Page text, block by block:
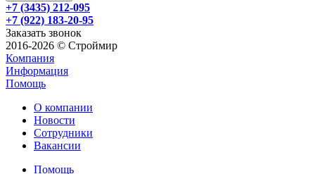
+7 (3435) 212-095
+7 (922) 183-20-95
Заказать звонок
2016-2026 © Строймир
Компания
Информация
Помощь
О компании
Новости
Сотрудники
Вакансии
Помощь